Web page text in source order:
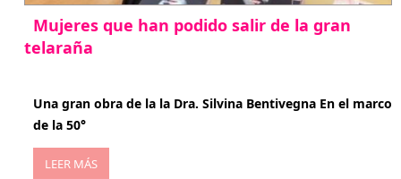
Mujeres que han podido salir de la gran
telaraña
Una gran obra de la la Dra. Silvina Bentivegna En el marco
de la 50°
LEER MÁS